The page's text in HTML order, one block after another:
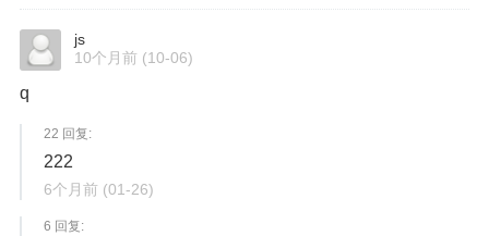
js
10个月前 (10-06)
q
22 回复:
222
6个月前 (01-26)
6 回复: